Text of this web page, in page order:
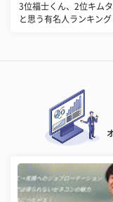
3位福士くん、2位キム
と思う有名人ランキング